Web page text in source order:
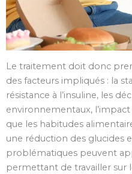
Le traitement doit donc
des facteurs impliqués : la
résistance à l’insuline, les
environnementaux,
que les habitudes
une réduction des glucides
problématiques peuvent
permettant de travailler sur